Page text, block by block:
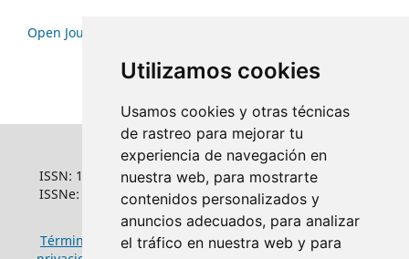
Utilizamos cookies
Usamos cookies y otras técnicas
de rastreo para mejorar tu
experiencia de navegación en
nuestra web, para mostrarte
contenidos personalizados y
anuncios adecuados, para analizar
el tráfico en nuestra web y para
Open Journal Systems
ISSN: 1022-6508
ISSNe: 1681-5653
Términos y condiciones de uso|Política de